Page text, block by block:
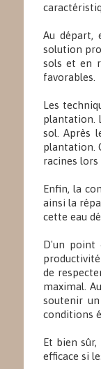
Au départ,
solution
sols et en
favorables.
Les
plantation.
sol. Après
plantation.
racines lors
Enfin, la
ainsi la
cette eau
D'un point
de
maximal.
soutenir
conditions
Et bien
efficace si